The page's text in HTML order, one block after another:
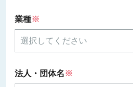
業種※
法人・団体名 ※